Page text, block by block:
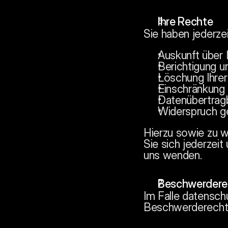
Ihre Rechte
Sie haben
Auskunft über
Berichtigung
Löschung
Widerspruch
Hierzu sowie zu
Sie sich jederzeit
uns wenden.
Im Falle